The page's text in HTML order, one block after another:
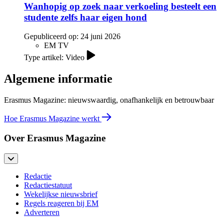
Wanhopig op zoek naar verkoeling besteelt een
studente zelfs haar eigen hond
Gepubliceerd op: 24 juni 2026
EM TV
Type artikel: Video
Algemene informatie
Erasmus Magazine: nieuwswaardig, onafhankelijk en betrouwbaar
Hoe Erasmus Magazine werkt
Over Erasmus Magazine
Redactie
Redactiestatuut
Wekelijkse nieuwsbrief
Regels reageren bij EM
Adverteren